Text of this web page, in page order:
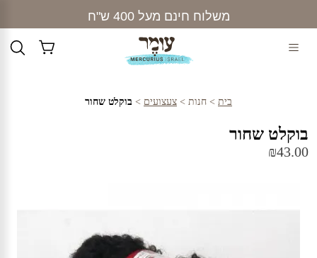
content
משלוח חינם מעל 400 ש"ח
בית > חנות > צעצועים > בוקלט שחור
בוקלט שחור
₪43.00